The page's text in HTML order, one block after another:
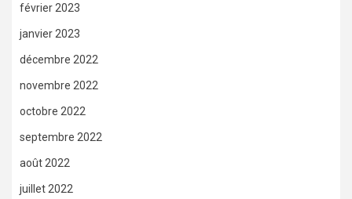
février 2023
janvier 2023
décembre 2022
novembre 2022
octobre 2022
septembre 2022
août 2022
juillet 2022